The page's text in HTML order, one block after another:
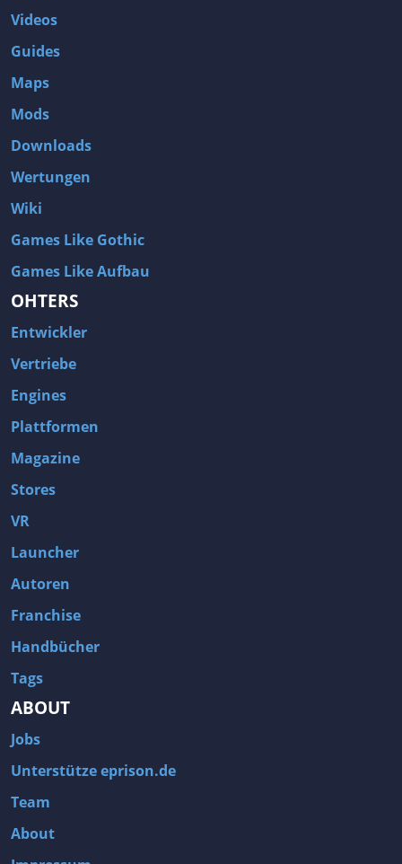
Videos
Guides
Maps
Mods
Downloads
Wertungen
Wiki
Games Like Gothic
Games Like Aufbau
OHTERS
Entwickler
Vertriebe
Engines
Plattformen
Magazine
Stores
VR
Launcher
Autoren
Franchise
Handbücher
Tags
ABOUT
Jobs
Unterstütze eprison.de
Team
About